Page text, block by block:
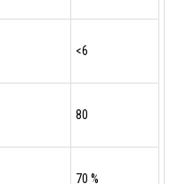
<6
80
70 %